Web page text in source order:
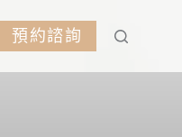
預約諮詢